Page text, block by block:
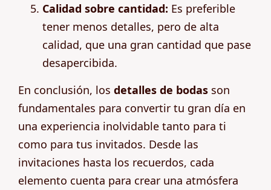
Calidad sobre cantidad: Es preferible
tener menos detalles, pero de alta
calidad, que una gran cantidad que pase
desapercibida.
En conclusión, los detalles de bodas son
fundamentales para convertir tu gran día en
una experiencia inolvidable tanto para ti
como para tus invitados. Desde las
invitaciones hasta los recuerdos, cada
elemento cuenta para crear una atmósfera